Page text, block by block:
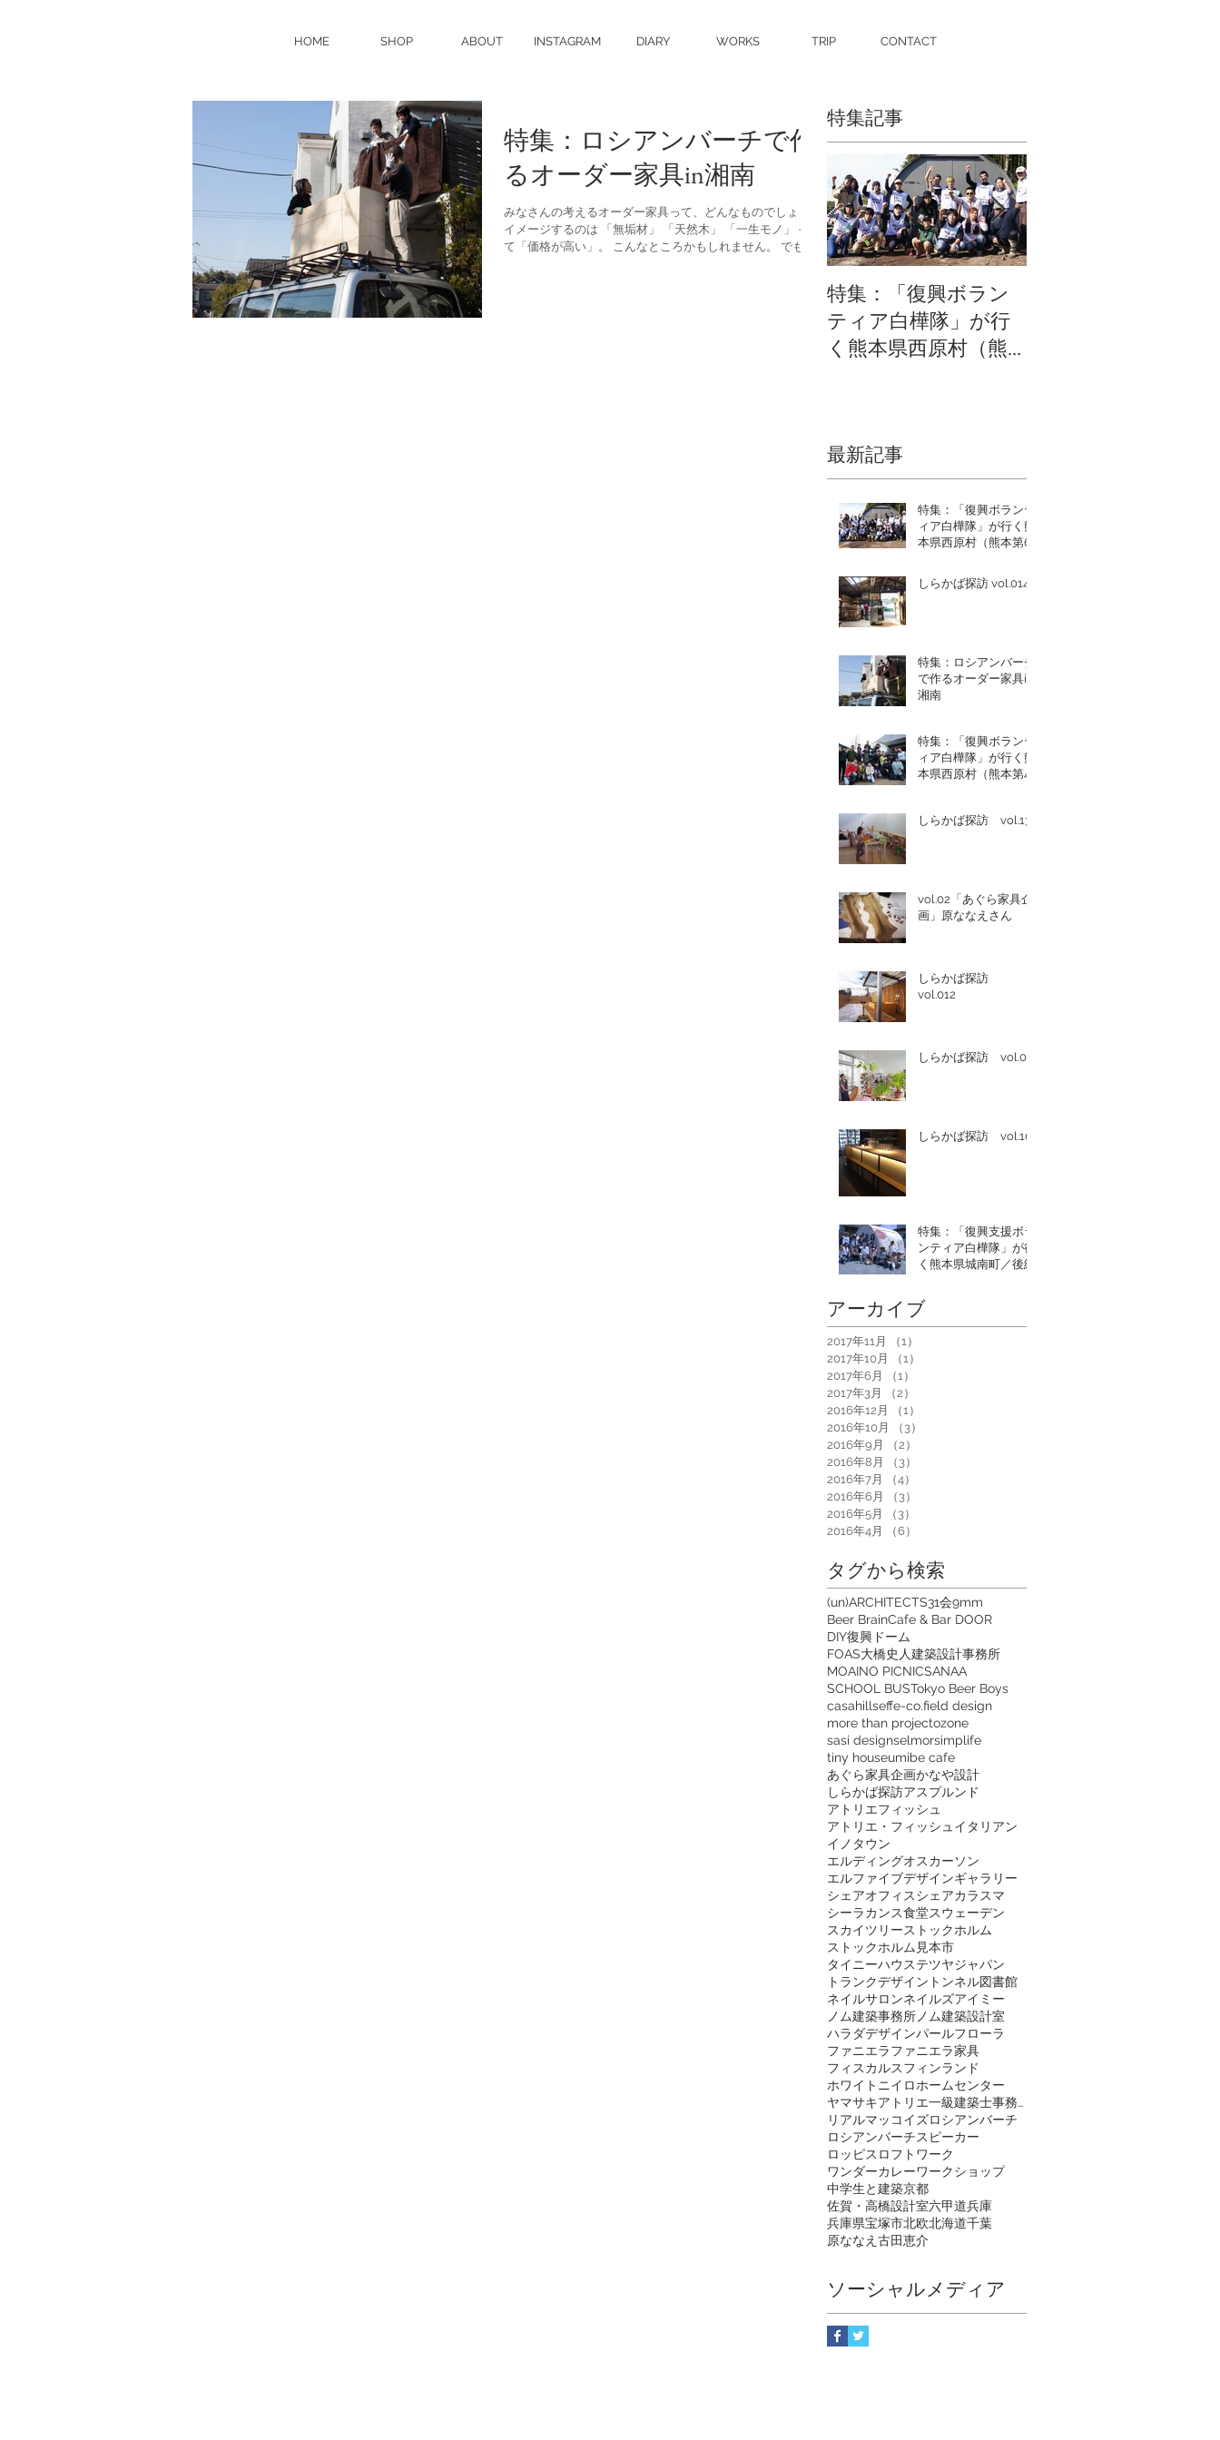
HOME SHOP ABOUT INSTAGRAM DIARY WORKS TRIP CONTACT
特集：ロシアンバーチで作
るオーダー家具in湘南
みなさんの考えるオーダー家具って、どんなものでしょう。
イメージするのは 「無垢材」 「天然木」 「一生モノ」 そし
て「価格が高い」。 こんなところかもしれません。 でも、
特集記事
特集：「復興ボラン
ティア白樺隊」が行
く熊本県西原村（熊
最新記事
特集：「復興ボランテ
ィア白樺隊」が行く熊
本県西原村（熊本第6
しらかば探訪 vol.014
特集：ロシアンバーチ
で作るオーダー家具in
湘南
特集：「復興ボランテ
ィア白樺隊」が行く熊
本県西原村（熊本第4
しらかば探訪 vol.13
vol.02「あぐら家具企
画」原ななえさん
しらかば探訪
vol.012
しらかば探訪 vol.011
しらかば探訪 vol.10
特集：「復興支援ボラ
ンティア白樺隊」が行
く熊本県城南町／後編
アーカイブ
2017年11月 （1）
2017年10月
（1）
2017年6月
（1）
2017年3月
（2）
2016年12月
（1）
2016年10月
（3）
2016年9月
（2）
2016年8月
（3）
2016年7月
（4）
2016年6月
（3）
2016年5月
（3）
2016年4月
（6）
タグから検索
(un)ARCHITECTS31会9mm
Beer BrainCafe & Bar DOOR
DIY復興ドーム
FOAS大橋史人建築設計事務所
MOAINO PICNICSANAA
SCHOOL BUSTokyo Beer Boys
casahillseffe-co.field design
more than projectozone
sasi designselmorsimplife
tiny houseumibe cafe
あぐら家具企画かなや設計
しらかば探訪アスプルンド
アトリエフィッシュ
アトリエ・フィッシュ イタリアン
イノタウン
エルディングオスカーソン
エルファイブデザインギャラリー
シェアオフィスシェアカラスマ
シーラカンス食堂スウェーデン
スカイツリーストックホルム
ストックホルム見本市
タイニーハウステツヤジャパン
トランクデザイン トンネル図書館
ネイルサロンネイルズアイミー
ノム建築事務所 ノム建築設計室
ハラダデザインパールフローラ
ファニエラファニエラ家具
フィスカルスフィンランド
ホワイトニイロホームセンター
ヤマサキアトリエ一級建築士事務所
リアルマッコイズロシアンバーチ
ロシアンバーチスピーカー
ロッピス ロフトワーク
ワンダーカレーワークショップ
中学生と建築京都
佐賀・高橋設計室六甲道兵庫
兵庫県宝塚市北欧北海道千葉
原ななえ 古田恵介
ソーシャルメディア